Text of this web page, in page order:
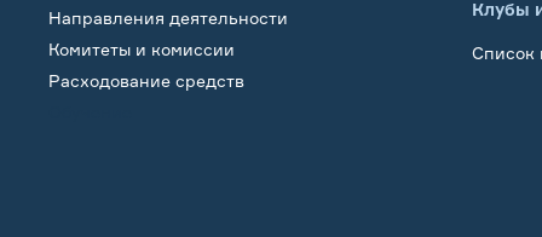
Направления деятельности
Комитеты и комиссии
Расходование средств
Клубы
Список